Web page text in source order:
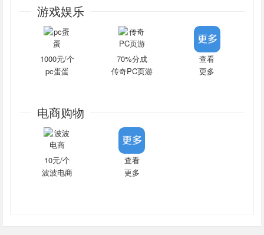
游戏娱乐
1000元/个
pc蛋蛋
70%分成
传奇PC页游
查看
更多
电商购物
10元/个
波波电商
查看
更多